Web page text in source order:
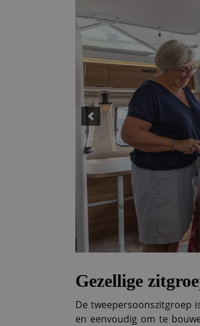
Gezellige
De tweepersoonszitgroep
en eenvoudig om te